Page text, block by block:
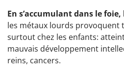
En s’accumulant dans le
les métaux lourds provoquent
surtout chez les enfants:
mauvais développement
reins, cancers.